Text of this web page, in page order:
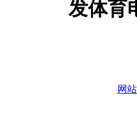
发体育
网